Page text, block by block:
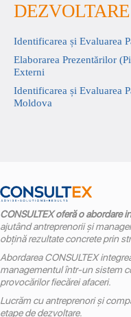
Identificarea și Evaluarea
Elaborarea Prezentărilor
Externi
Identificarea și Evaluarea
Moldova
CONSULTEX oferă o abordare
ajutând antreprenorii și
obțină rezultate concrete prin
Abordarea CONSULTEX
managementul într-un sistem
provocărilor fiecărei afaceri.
Lucrăm cu antreprenori și
etape de dezvoltare.